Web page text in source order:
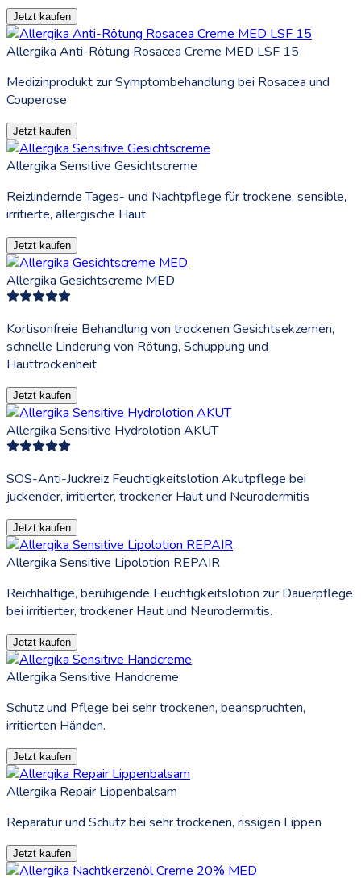
Jetzt kaufen
Allergika Anti-Rötung Rosacea Creme MED LSF 15
Medizinprodukt zur Symptombehandlung bei Rosacea und
Couperose
Jetzt kaufen
Allergika Sensitive Gesichtscreme
Reizlindernde Tages- und Nachtpflege für trockene, sensible,
irritierte, allergische Haut
Jetzt kaufen
Allergika Gesichtscreme MED
Kortisonfreie Behandlung von trockenen Gesichtsekzemen,
schnelle Linderung von Rötung, Schuppung und
Hauttrockenheit
Jetzt kaufen
Allergika Sensitive Hydrolotion AKUT
SOS-Anti-Juckreiz Feuchtigkeitslotion Akutpflege bei
juckender, irritierter, trockener Haut und Neurodermitis
Jetzt kaufen
Allergika Sensitive Lipolotion REPAIR
Reichhaltige, beruhigende Feuchtigkeitslotion zur Dauerpflege
bei irritierter, trockener Haut und Neurodermitis.
Jetzt kaufen
Allergika Sensitive Handcreme
Schutz und Pflege bei sehr trockenen, beanspruchten,
irritierten Händen.
Jetzt kaufen
Allergika Repair Lippenbalsam
Reparatur und Schutz bei sehr trockenen, rissigen Lippen
Jetzt kaufen